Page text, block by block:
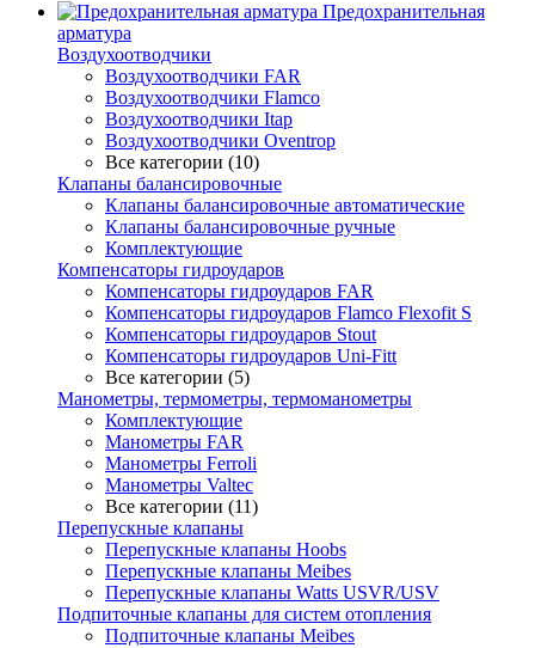
Предохранительная
арматура
Воздухоотводчики
Воздухоотводчики FAR
Воздухоотводчики Flamco
Воздухоотводчики Itap
Воздухоотводчики Oventrop
Все категории (10)
Клапаны балансировочные
Клапаны балансировочные автоматические
Клапаны балансировочные ручные
Комплектующие
Компенсаторы гидроударов
Компенсаторы гидроударов FAR
Компенсаторы гидроударов Flamco Flexofit S
Компенсаторы гидроударов Stout
Компенсаторы гидроударов Uni-Fitt
Все категории (5)
Манометры, термометры, термоманометры
Комплектующие
Манометры FAR
Манометры Ferroli
Манометры Valtec
Все категории (11)
Перепускные клапаны
Перепускные клапаны Hoobs
Перепускные клапаны Meibes
Перепускные клапаны Watts USVR/USV
Подпиточные клапаны для систем отопления
Подпиточные клапаны Meibes